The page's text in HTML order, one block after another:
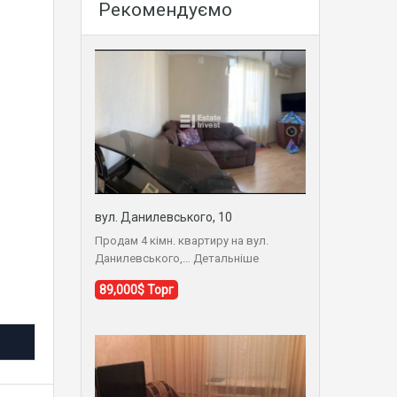
Рекомендуємо
вул. Данилевського, 10
Продам 4 кімн. квартиру на вул.
Данилевського,…
Детальніше
89,000$ Торг